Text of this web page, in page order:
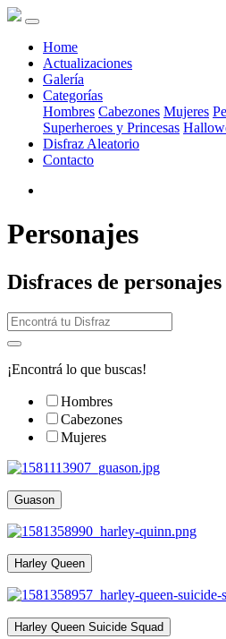
Home
Actualizaciones
Galería
Categorías
Hombres Cabezones Mujeres
Superheroes y Princesas
Disfraz Aleatorio
Contacto
Personajes
Disfraces de personajes
¡Encontrá lo que buscas!
Hombres
Cabezones
Mujeres
Guason
Harley Queen
Harley Queen Suicide Squad